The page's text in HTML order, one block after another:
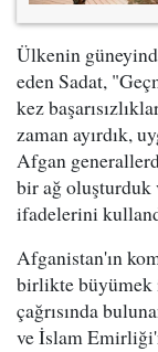
Ülkenin
eden Sadat,
kez
zaman ayırdık,
Afgan
bir ağ oluşturduk
ifadelerini
Afganistan'ın
birlikte büyümek
çağrısında
ve İslam